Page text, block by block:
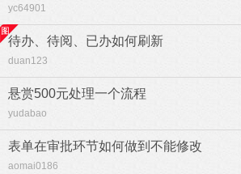
yc64901
待办、待阅、已办如何刷新
duan123
悬赏500元处理一个流程
yudabao
表单在审批环节如何做到不能修改
aomai0186